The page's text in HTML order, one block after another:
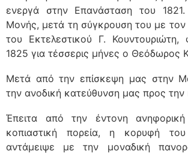
ενεργά στην Επανάσταση του
Μονής, μετά τη σύγκρουση του με τον
του Εκτελεστικού Γ. Κουντουριώτη,
1825 για τέσσερις μήνες ο Θεόδωρος
Μετά από την επίσκεψη μας στην
την ανοδική κατεύθυνση μας προς
Έπειτα από την έντονη ανηφορική
κοπιαστική πορεία, η κορυφή
αντάμειψε με την μοναδική